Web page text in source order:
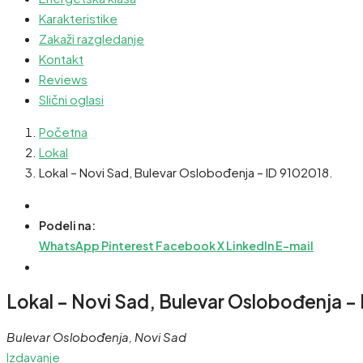
Karakteristike
Zakaži razgledanje
Kontakt
Reviews
Slični oglasi
Početna
Lokal
Lokal – Novi Sad, Bulevar Oslobođenja – ID 9102018.
Podeli na:
WhatsApp Pinterest FacebookXLinkedInE-mail
Lokal – Novi Sad, Bulevar Oslobođenja –
Bulevar Oslobođenja, Novi Sad
Izdavanje